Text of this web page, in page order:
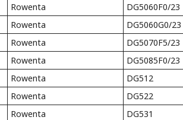
Rowenta
DG5060F0/23
Rowenta
DG5060G0/23
Rowenta
DG5070F5/23
Rowenta
DG5085F0/23
Rowenta
DG512
Rowenta
DG522
Rowenta
DG531